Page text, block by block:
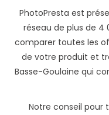
PhotoPresta est
réseau de plus de 4
comparer toutes les
de votre produit et
Basse-Goulaine qui
Notre conseil pour